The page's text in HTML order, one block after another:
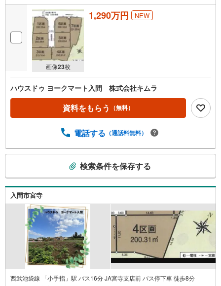
画像23枚
1,290万円 NEW
ハウスドゥ ヨークマート入間 株式会社キムラ
資料をもらう （無料）
電話する （通話料無料）
検
条
受
け
検索条件を保存する
入間市宮寺
西武池袋線 「小手指」駅 バス16分 JA宮寺支店前 バス停下車 徒歩8分